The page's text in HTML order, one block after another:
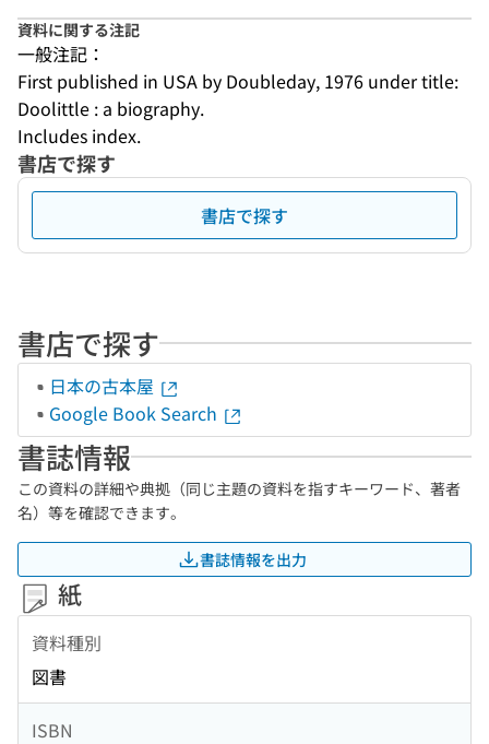
資料に関する注記
一般注記：
First published in USA by Doubleday, 1976 under title:
Doolittle : a biography.
Includes index.
書店で探す
書店で探す
書店で探す
日本の古本屋
Google Book Search
書誌情報
この資料の詳細や典拠（同じ主題の資料を指すキーワード、著者
名）等を確認できます。
書誌情報を出力
紙
資料種別
図書
ISBN